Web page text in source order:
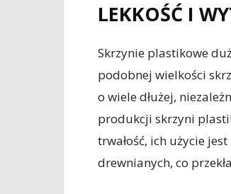
LEKKOŚĆ I
Skrzynie plastikowe
podobnej wielkości
o wiele dłużej,
produkcji skrzyni
trwałość, ich użycie
drewnianych, co